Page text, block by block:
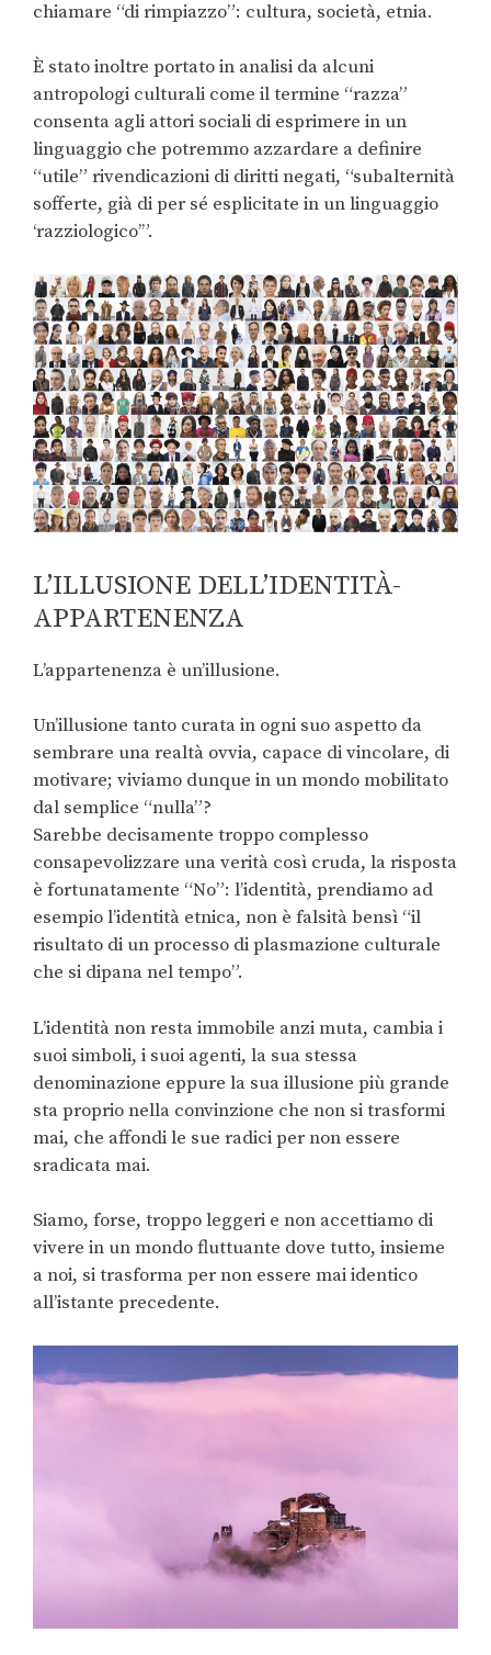
chiamare “di rimpiazzo”: cultura, società, etnia.
È stato inoltre portato in analisi da alcuni
antropologi culturali come il termine “razza”
consenta agli attori sociali di esprimere in un
linguaggio che potremmo azzardare a definire
“utile” rivendicazioni di diritti negati, “subalternità
sofferte, già di per sé esplicitate in un linguaggio
‘razziologico’”.
L’ILLUSIONE DELL’IDENTITÀ-
APPARTENENZA
L’appartenenza è un’illusione.
Un’illusione tanto curata in ogni suo aspetto da
sembrare una realtà ovvia, capace di vincolare, di
motivare; viviamo dunque in un mondo mobilitato
dal semplice “nulla”?
Sarebbe decisamente troppo complesso
consapevolizzare una verità così cruda, la risposta
è fortunatamente “No”: l’identità, prendiamo ad
esempio l’identità etnica, non è falsità bensì “il
risultato di un processo di plasmazione culturale
che si dipana nel tempo”.
L’identità non resta immobile anzi muta, cambia i
suoi simboli, i suoi agenti, la sua stessa
denominazione eppure la sua illusione più grande
sta proprio nella convinzione che non si trasformi
mai, che affondi le sue radici per non essere
sradicata mai.
Siamo, forse, troppo leggeri e non accettiamo di
vivere in un mondo fluttuante dove tutto, insieme
a noi, si trasforma per non essere mai identico
all’istante precedente.